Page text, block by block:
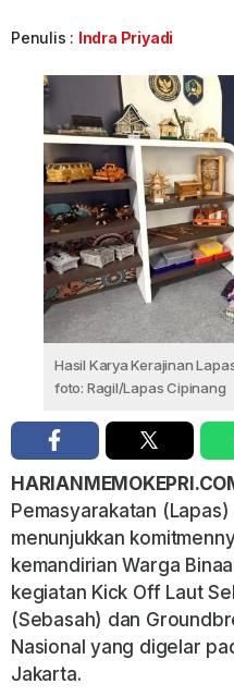
Penulis : Indra Priyadi
Hasil Karya Kerajinan
foto: Ragil/Lapas Cipinang
Pemasyarakatan
menunjukkan
kemandirian Warga
kegiatan Kick Off Laut
(Sebasah) dan
Nasional yang digelar
Jakarta.